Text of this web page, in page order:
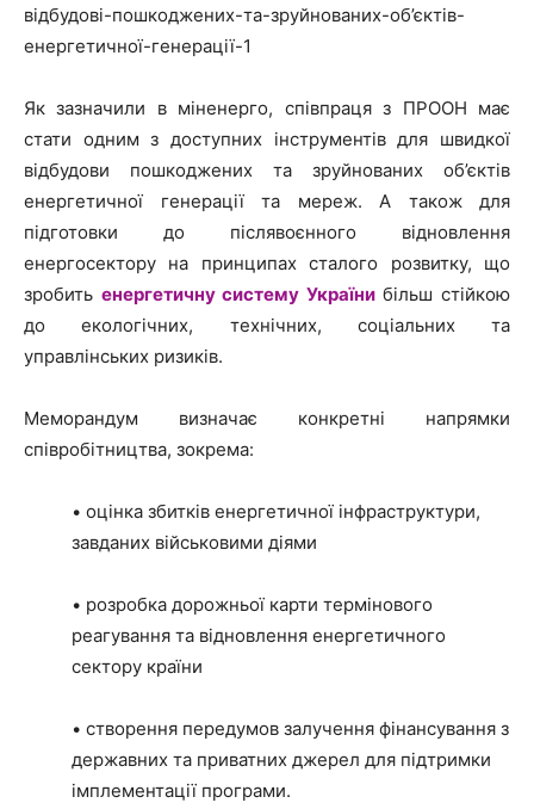
Як зазначили в міненерго, співпраця з ПРООН має
стати одним з доступних інструментів для швидкої
відбудови пошкоджених та зруйнованих об’єктів
енергетичної генерації та мереж. А також для
підготовки до післявоєнного відновлення
енергосектору на принципах сталого розвитку, що
зробить енергетичну систему Українибільш стійкою
до екологічних, технічних, соціальних та
управлінських ризиків.
Меморандум визначає конкретні напрямки
співробітництва, зокрема:
• оцінка збитків енергетичної інфраструктури,
завданих військовими діями
• розробка дорожньої карти термінового
реагування та відновлення енергетичного
сектору країни
• створення передумов залучення фінансування з
державних та приватних джерел для підтримки
імплементації програми.